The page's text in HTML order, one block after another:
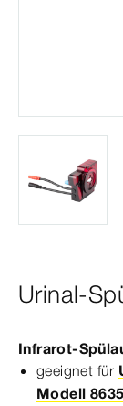
Urinal-
Infrarot-​
geeignet für
Modell